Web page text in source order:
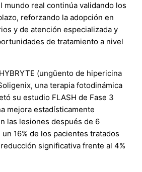
mundo real continúa validando los
reforzando la adopción en
y de atención especializada y
de tratamiento a nivel
(ungüento de hipericina
una terapia fotodinámica
su estudio FLASH de Fase 3
mejora estadísticamente
las lesiones después de 6
un 16% de los pacientes tratados
significativa frente al 4%